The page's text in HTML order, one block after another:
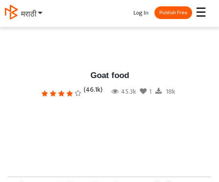
मराठी ☰
Log In Publish Free
Goat food
(46.1k) 45.3k 1 18k